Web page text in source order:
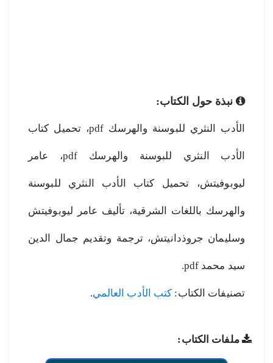
نبذة حول الكتاب:
الأدب النثري للبوسنة والهرسك pdf، تحميل كتاب
الأدب النثري للبوسنة والهرسك pdf، عامر
ليوبوفيتش، تحميل كتاب الأدب النثري للبوسنة
والهرسك باللغات الشرقية، تأليف عامر ليوبوفيتش
وسليمان جروذدانيتش، ترجمة وتقديم جمال الدين
سيد محمد pdf.
تصنيفات الكتاب: كتب الأدب العالمي.
ملفات الكتاب: